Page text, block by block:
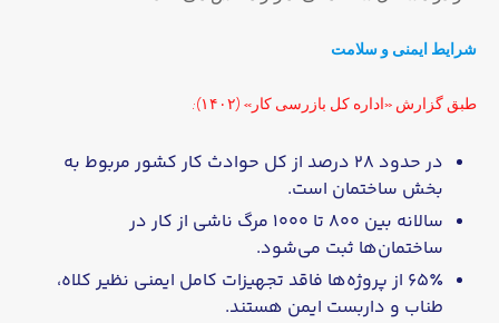
شرایط ایمنی و سلامت
طبق گزارش «اداره کل بازرسی کار» (۱۴۰۲):
در حدود ۲۸ درصد از کل حوادث کار کشور مربوط به
بخش ساختمان است.
سالانه بین ۸۰۰ تا ۱۰۰۰ مرگ ناشی از کار در
ساختمان‌ها ثبت می‌شود.
۶۵٪ از پروژه‌ها فاقد تجهیزات کامل ایمنی نظیر کلاه،
طناب و داربست ایمن هستند.